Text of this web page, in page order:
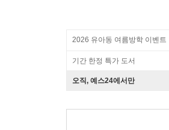
2026 유아동 여름방학 이벤트
기간 한정 특가 도서
오직, 예스24에서만